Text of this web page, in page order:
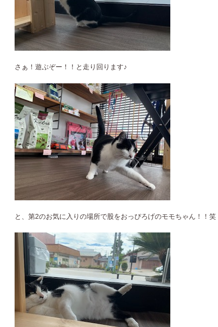
さぁ！遊ぶぞー！！と走り回ります♪
と、第2のお気に入りの場所で股をおっぴろげのモモちゃん！！笑